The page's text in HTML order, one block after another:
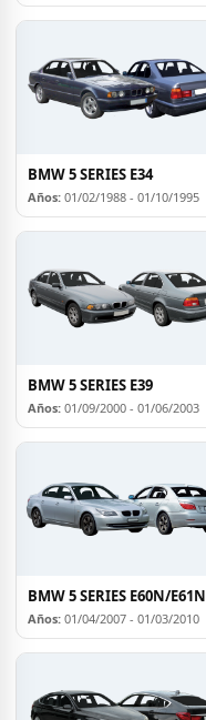
BMW 5 SERIES E34
Años: 01/02/1988 - 01/10/1995
BMW 5 SERIES E39
Años: 01/09/2000 - 01/06/2003
BMW 5 SERIES E60N/E61N
Años: 01/04/2007 - 01/03/2010